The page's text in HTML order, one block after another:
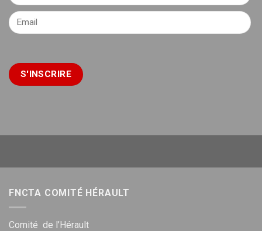
FNCTA COMITÉ HÉRAULT
Comité de l’Hérault